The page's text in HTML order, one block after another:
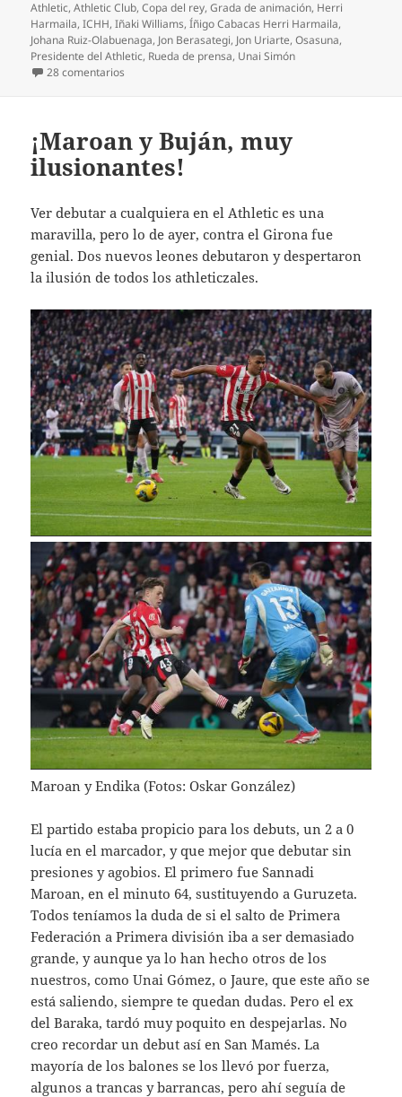
el
Athletic,Athletic Club,Copa del rey,Grada de animación, Herri
Harmaila,ICHH,Iñaki Williams,Íñigo Cabacas Herri Harmaila,
Johana Ruiz-Olabuenaga, Jon Berasategi, Jon Uriarte,Osasuna,
Presidente del Athletic, Rueda de prensa, Unai Simón
28 comentarios
¡Maroan y Buján, muy
ilusionantes!
Ver debutar a cualquiera en el Athletic es una
maravilla, pero lo de ayer, contra el Girona fue
genial. Dos nuevos leones debutaron y despertaron
la ilusión de todos los athleticzales.
Maroan y Endika (Fotos: Oskar González)
El partido estaba propicio para los debuts, un 2 a 0
lucía en el marcador, y que mejor que debutar sin
presiones y agobios. El primero fue Sannadi
Maroan, en el minuto 64, sustituyendo a Guruzeta.
Todos teníamos la duda de si el salto de Primera
Federación a Primera división iba a ser demasiado
grande, y aunque ya lo han hecho otros de los
nuestros, como Unai Gómez, o Jaure, que este año se
está saliendo, siempre te quedan dudas. Pero el ex
del Baraka, tardó muy poquito en despejarlas. No
creo recordar un debut así en San Mamés. La
mayoría de los balones se los llevó por fuerza,
algunos a trancas y barrancas, pero ahí seguía de